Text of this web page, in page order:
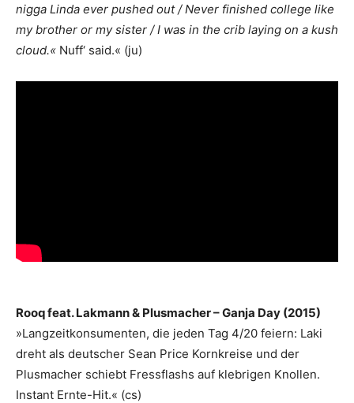
nigga Linda ever pushed out / Never finished college like
my brother or my sister / I was in the crib laying on a kush
cloud.« Nuff‘ said.« (ju)
Rooq feat. Lakmann & Plusmacher – Ganja Day (2015)
»Langzeitkonsumenten, die jeden Tag 4/20 feiern: Laki
dreht als deutscher Sean Price Kornkreise und der
Plusmacher schiebt Fressflashs auf klebrigen Knollen.
Instant Ernte-Hit.« (cs)